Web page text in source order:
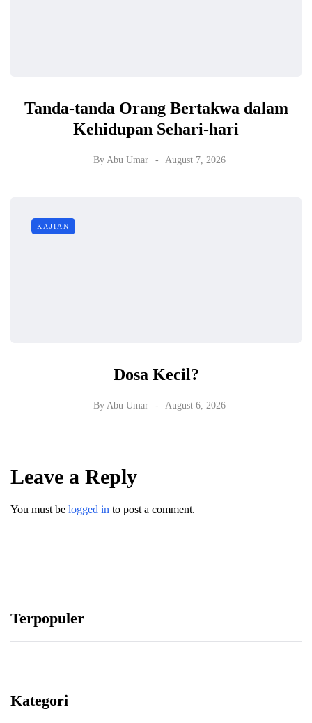
Tanda-tanda Orang Bertakwa dalam
Kehidupan Sehari-hari
By Abu Umar August 7, 2026
KAJIAN
Dosa Kecil?
By Abu Umar August 6, 2026
Leave a Reply
You must be logged in to post a comment.
Terpopuler
Kategori